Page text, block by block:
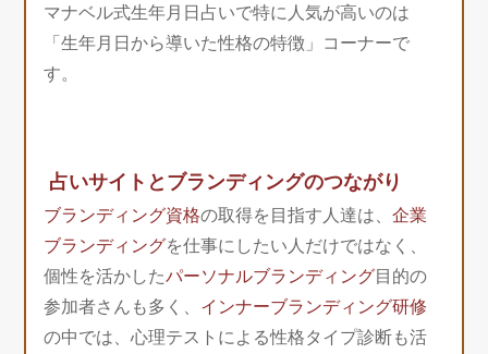
マナベル式生年月日占いで特に人気が高いのは
「生年月日から導いた性格の特徴」コーナーで
す。
占いサイトとブランディングのつながり
ブランディング資格の取得を目指す人達は、企業
ブランディングを仕事にしたい人だけではなく、
個性を活かしたパーソナルブランディング目的の
参加者さんも多く、 インナーブランディング研修
の中では、心理テストによる性格タイプ診断も活